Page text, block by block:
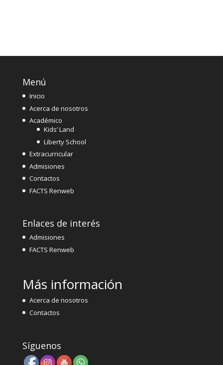
Menú
Inicio
Acerca de nosotros
Académico
Kids’ Land
Liberty School
Extracurricular
Admisiones
Contactos
FACTS Renweb
Enlaces de interés
Admisiones
FACTS Renweb
Más información
Acerca de nosotros
Contactos
Síguenos